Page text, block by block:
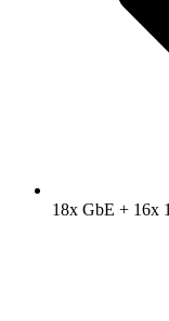
18x GbE + 16x